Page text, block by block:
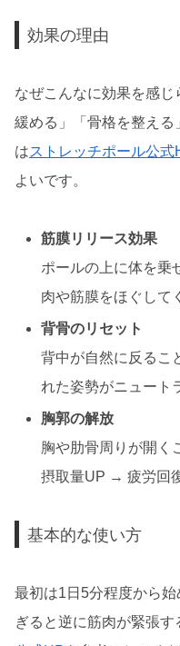
効果の理由
なぜこんなに効果を感
緩める」「骨格を整える
はストレッチポール公式
よいです。
筋膜リリース効果
ポールの上に体を乗
肉や筋膜をほぐして
背骨のリセット
背中が自然に反るこ
れた姿勢がニュート
胸郭の解放
胸や肋骨周りが開
摂取量UP → 疲労回
基本的な使い方
最初は1日5分程度から
ぎると逆に筋肉が緊張